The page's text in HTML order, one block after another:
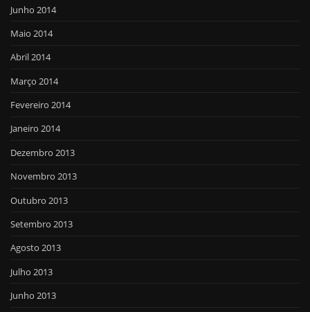
Junho 2014
Maio 2014
Abril 2014
Março 2014
Fevereiro 2014
Janeiro 2014
Dezembro 2013
Novembro 2013
Outubro 2013
Setembro 2013
Agosto 2013
Julho 2013
Junho 2013